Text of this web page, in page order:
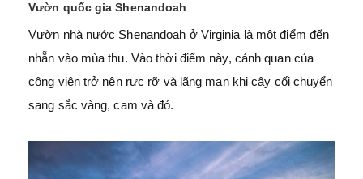
Vườn quốc gia Shenandoah
Vườn nhà nước Shenandoah ở Virginia là một điểm đến
nhẵn vào mùa thu. Vào thời điểm này, cảnh quan của
công viên trở nên rực rỡ và lãng mạn khi cây cối chuyển
sang sắc vàng, cam và đỏ.